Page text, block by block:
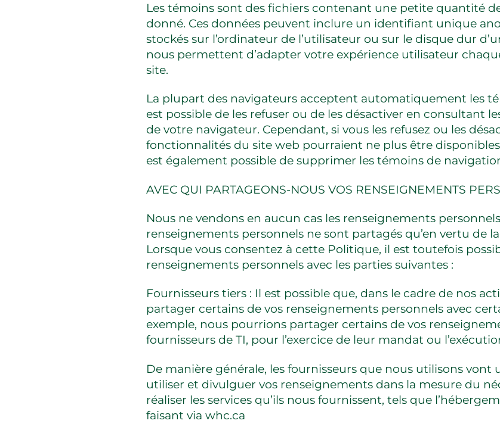
Les témoins sont des fichiers contenant une petite quantité
donné. Ces données peuvent inclure un identifiant unique
stockés sur l’ordinateur de l’utilisateur ou sur le disque dur
nous permettent d’adapter votre expérience utilisateur
site.
La plupart des navigateurs acceptent automatiquement les
est possible de les refuser ou de les désactiver en consultant
de votre navigateur. Cependant, si vous les refusez ou les
fonctionnalités du site web pourraient ne plus être
est également possible de supprimer les témoins de
AVEC QUI PARTAGEONS-NOUS VOS RENSEIGNEMENTS
Nous ne vendons en aucun cas les renseignements
renseignements personnels ne sont partagés qu’en vertu de
Lorsque vous consentez à cette Politique, il est toutefois
renseignements personnels avec les parties suivantes :
Fournisseurs tiers : Il est possible que, dans le cadre de nos
partager certains de vos renseignements personnels avec
exemple, nous pourrions partager certains de vos
fournisseurs de TI, pour l’exercice de leur mandat ou
De manière générale, les fournisseurs que nous utilisons
utiliser et divulguer vos renseignements dans la mesure du
réaliser les services qu’ils nous fournissent, tels que
faisant via whc.ca